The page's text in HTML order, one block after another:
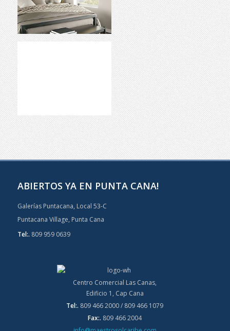
ABIERTOS YA EN PUNTA CANA!
Galerías Puntacana, Local 53-C
Puntacana Village, Punta Cana
Tel:. 809 959 0639
Centro Comercial Las Canas,
Edificio 1, Cap Cana
Tel:. 809 466 2000 / 809 466 1079
Fax:. 809 466 2004